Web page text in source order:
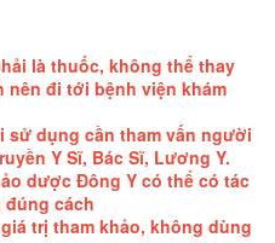
là thuốc, không thể thay
nên đi tới bệnh viện khám
sử dụng cần tham vấn người
Y Sĩ, Bác Sĩ, Lương Y.
dược Đông Y có thể có tác
cách
trị tham khảo, không dùng